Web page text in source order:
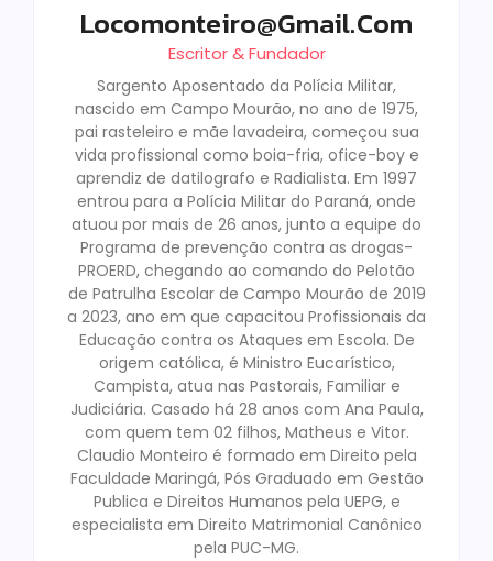
Locomonteiro@gmail.com
Escritor & Fundador
Sargento Aposentado da Polícia Militar,
nascido em Campo Mourão, no ano de 1975,
pai rasteleiro e mãe lavadeira, começou sua
vida profissional como boia-fria, ofice-boy e
aprendiz de datilografo e Radialista. Em 1997
entrou para a Polícia Militar do Paraná, onde
atuou por mais de 26 anos, junto a equipe do
Programa de prevenção contra as drogas-
PROERD, chegando ao comando do Pelotão
de Patrulha Escolar de Campo Mourão de 2019
a 2023, ano em que capacitou Profissionais da
Educação contra os Ataques em Escola. De
origem católica, é Ministro Eucarístico,
Campista, atua nas Pastorais, Familiar e
Judiciária. Casado há 28 anos com Ana Paula,
com quem tem 02 filhos, Matheus e Vitor.
Claudio Monteiro é formado em Direito pela
Faculdade Maringá, Pós Graduado em Gestão
Publica e Direitos Humanos pela UEPG, e
especialista em Direito Matrimonial Canônico
pela PUC-MG.